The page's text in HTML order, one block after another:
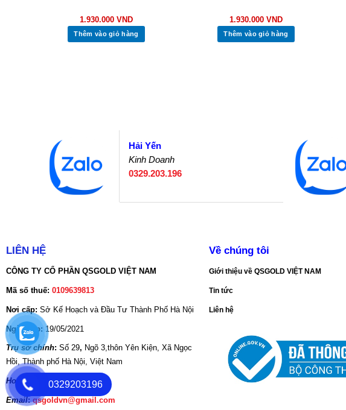
1.930.000 VND
Thêm vào giỏ hàng
1.930.000 VND
Thêm vào giỏ hàng
Hải Yến
Kinh Doanh
0329.203.196
LIÊN HỆ
CÔNG TY CỔ PHẦN QSGOLD VIỆT NAM
Mã số thuế: 0109639813
Nơi cấp: Sở Kế Hoạch và Đầu Tư Thành Phố Hà Nội
Ngày cấp: 19/05/2021
Trụ sở chính: Số 29, Ngõ 3,thôn Yên Kiện, Xã Ngọc
Hồi, Thành phố Hà Nội, Việt Nam
Hotine: 086.888.9931
Email:qsgoldvn@gmail.com
Về chúng tôi
Giới thiệu về QSGOLD VIỆT NAM
Tin tức
Liên hệ
0329203196